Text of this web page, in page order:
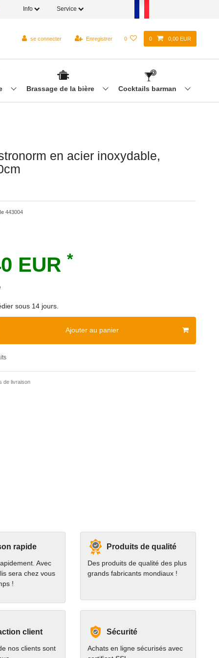
Info Service
se connecter Enregistrer 0 0 0,00 EUR
Brassage de la bière Cocktails barman
en acier inoxydable,
443004
EUR *
sous 14 jours.
Ajouter au panier
de livraison
rapide
Avec
sera chez vous
!
Produits de qualité
Des produits de qualité des plus
grands fabricants mondiaux !
client
nos clients sont
Sécurité
Achats en ligne sécurisés avec